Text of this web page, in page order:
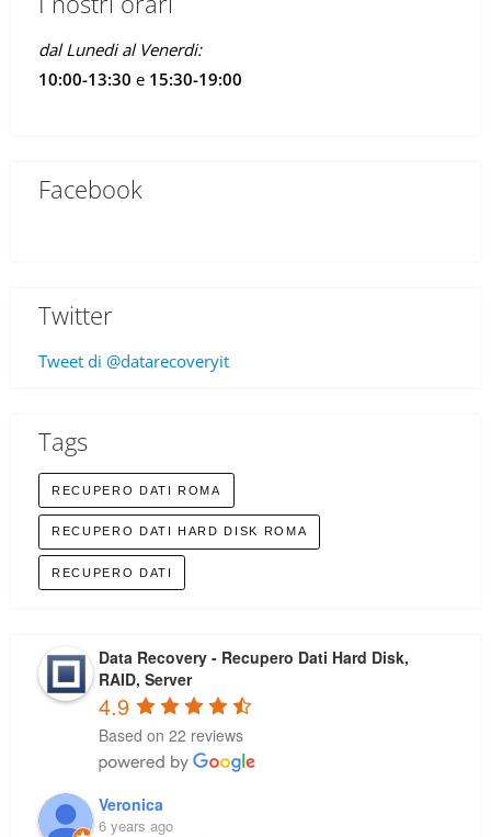
dal Lunedi al Venerdi:
10:00-13:30 e 15:30-19:00
Facebook
Twitter
Tweet di @datarecoveryit
Tags
RECUPERO DATI ROMA
RECUPERO DATI HARD DISK ROMA
RECUPERO DATI
Data Recovery - Recupero Dati Hard Disk,
RAID, Server
4.9
Based on 22 reviews
Veronica
6 years ago